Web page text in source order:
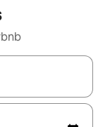
med upp- och